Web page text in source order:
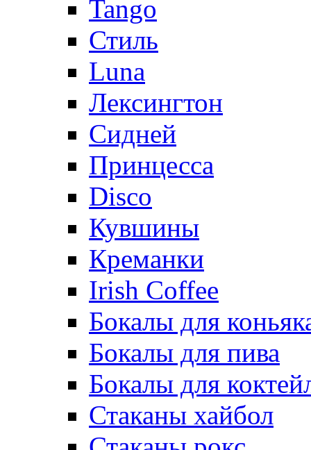
Tango
Стиль
Luna
Лексингтон
Сидней
Принцесса
Disco
Кувшины
Креманки
Irish Coffee
Бокалы для
Бокалы для пива
Бокалы для
Стаканы хайбол